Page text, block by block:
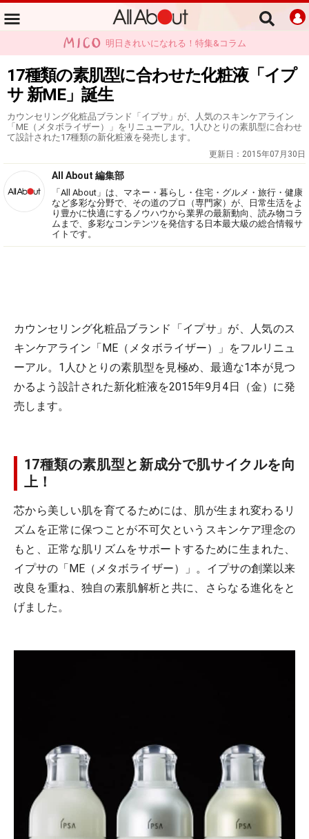
明日きれいになれる！特集&コラム
17種類の素肌型に合わせた化粧液「イプ
サ 新ME」誕生
カウンセリング化粧品ブランド「イプサ」が、人気のスキンケアライン
「ME（メタボライザー）」をリニューアル。1人ひとりの素肌型に合わせ
て設計された17種類の新化粧液を発売します。
更新日： 2015年07月30日
All About 編集部
「All About」は、マネー・暮らし・住宅・グルメ・旅行・健康
など多彩な分野で、その道のプロ（専門家）が、日常生活をよ
り豊かに快適にするノウハウから業界の最新動向、読み物コラ
ムまで、多彩なコンテンツを発信する日本最大級の総合情報サ
イトです。
カウンセリング化粧品ブランド「イプサ」が、人気のス
キンケアライン「ME（メタボライザー）」をフルリニュ
ーアル。1人ひとりの素肌型を見極め、最適な1本が見つ
かるよう設計された新化粧液を2015年9月4日（金）に発
売します。
17種類の素肌型と新成分で肌サイクルを向
上！
芯から美しい肌を育てるためには、肌が生まれ変わるリ
ズムを正常に保つことが不可欠というスキンケア理念の
もと、正常な肌リズムをサポートするために生まれた、
イプサの「ME（メタボライザー）」。イプサの創業以来
改良を重ね、独自の素肌解析と共に、さらなる進化をと
げました。